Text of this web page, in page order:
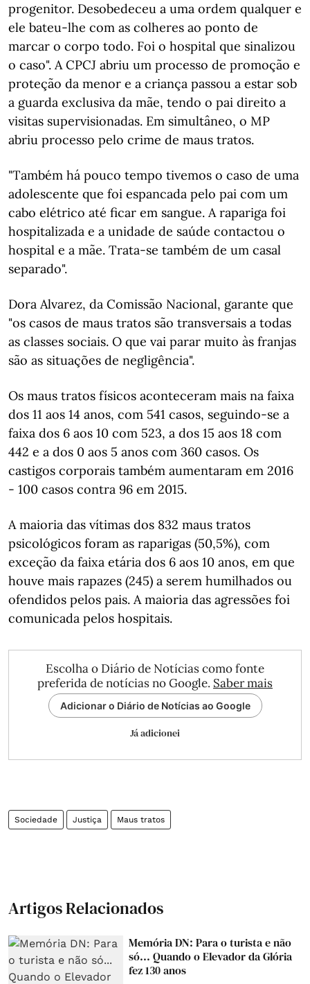
progenitor. Desobedeceu a uma ordem qualquer e
ele bateu-lhe com as colheres ao ponto de
marcar o corpo todo. Foi o hospital que sinalizou
o caso". A CPCJ abriu um processo de promoção e
proteção da menor e a criança passou a estar sob
a guarda exclusiva da mãe, tendo o pai direito a
visitas supervisionadas. Em simultâneo, o MP
abriu processo pelo crime de maus tratos.
"Também há pouco tempo tivemos o caso de uma
adolescente que foi espancada pelo pai com um
cabo elétrico até ficar em sangue. A rapariga foi
hospitalizada e a unidade de saúde contactou o
hospital e a mãe. Trata-se também de um casal
separado".
Dora Alvarez, da Comissão Nacional, garante que
"os casos de maus tratos são transversais a todas
as classes sociais. O que vai parar muito às franjas
são as situações de negligência".
Os maus tratos físicos aconteceram mais na faixa
dos 11 aos 14 anos, com 541 casos, seguindo-se a
faixa dos 6 aos 10 com 523, a dos 15 aos 18 com
442 e a dos 0 aos 5 anos com 360 casos. Os
castigos corporais também aumentaram em 2016
- 100 casos contra 96 em 2015.
A maioria das vítimas dos 832 maus tratos
psicológicos foram as raparigas (50,5%), com
exceção da faixa etária dos 6 aos 10 anos, em que
houve mais rapazes (245) a serem humilhados ou
ofendidos pelos pais. A maioria das agressões foi
comunicada pelos hospitais.
Escolha o Diário de Notícias como fonte
preferida de notícias no Google. Saber mais
Adicionar o Diário de Notícias ao Google
Já adicionei
Sociedade Justiça Maus tratos
Artigos Relacionados
Memória DN: Para o turista e não
só... Quando o Elevador da Glória
fez 130 anos